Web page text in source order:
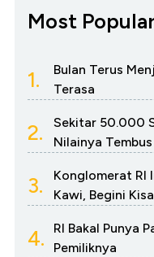
Most
1.
Bulan Terus
Terasa
2.
Sekitar 50.000
Nilainya
3.
Konglomerat RI
Kawi, Begini
4.
RI Bakal Punya
Pemiliknya